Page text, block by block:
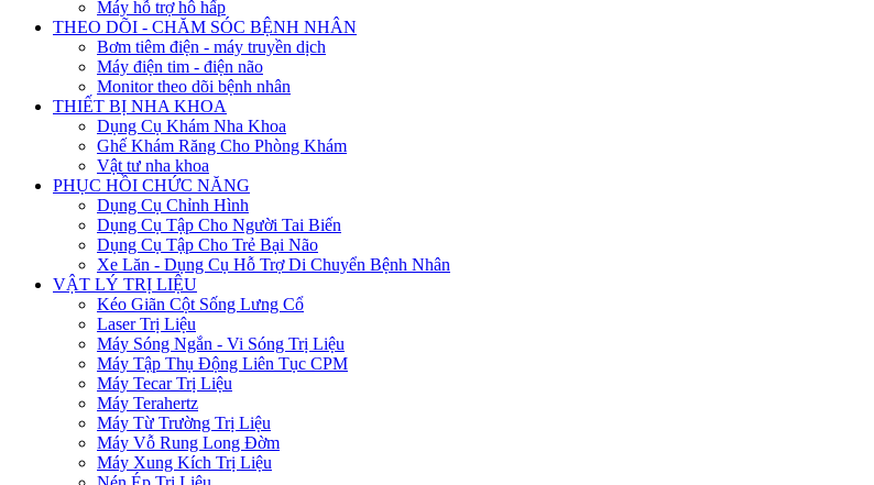
Máy hỗ trợ hô hấp
THEO DÕI - CHĂM SÓC BỆNH NHÂN
Bơm tiêm điện - máy truyền dịch
Máy điện tim - điện não
Monitor theo dõi bệnh nhân
THIẾT BỊ NHA KHOA
Dụng Cụ Khám Nha Khoa
Ghế Khám Răng Cho Phòng Khám
Vật tư nha khoa
PHỤC HỒI CHỨC NĂNG
Dụng Cụ Chỉnh Hình
Dụng Cụ Tập Cho Người Tai Biến
Dụng Cụ Tập Cho Trẻ Bại Não
Xe Lăn - Dụng Cụ Hỗ Trợ Di Chuyển Bệnh Nhân
VẬT LÝ TRỊ LIỆU
Kéo Giãn Cột Sống Lưng Cổ
Laser Trị Liệu
Máy Sóng Ngắn - Vi Sóng Trị Liệu
Máy Tập Thụ Động Liên Tục CPM
Máy Tecar Trị Liệu
Máy Terahertz
Máy Từ Trường Trị Liệu
Máy Vỗ Rung Long Đờm
Máy Xung Kích Trị Liệu